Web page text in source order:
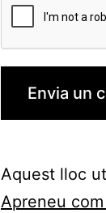
Aquest lloc
Apreneu